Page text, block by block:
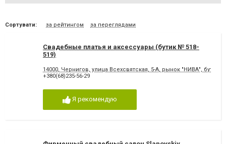
Сортувати: за рейтингом за переглядами
Свадебные платья и аксессуары (бутик № 518-
519)
14000, Чернигов, улица Всехсвятская, 5-А, рынок "НИВА", бутик
+380(68)235-56-29
Я рекомендую